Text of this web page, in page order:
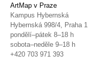
ArtMap v Praze
Kampus Hybernská
Hybernská 998/4, Praha 1
pondělí–pátek 8–18 h
sobota–neděle 9–18 h
+420 703 971 393